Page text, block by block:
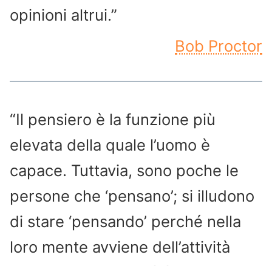
opinioni altrui.”
Bob Proctor
“Il pensiero è la funzione più
elevata della quale l’uomo è
capace. Tuttavia, sono poche le
persone che ‘pensano’; si illudono
di stare ‘pensando’ perché nella
loro mente avviene dell’attività